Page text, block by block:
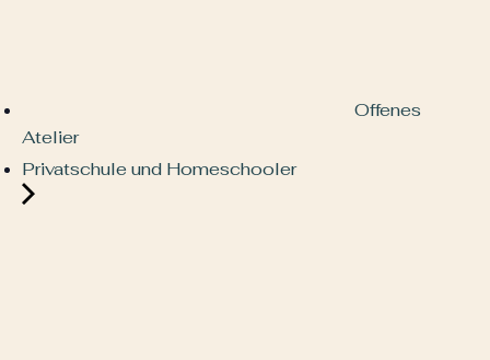
Offenes
Atelier
Privatschule und Homeschooler